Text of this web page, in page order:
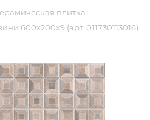
плитка —
600х200х9 (арт. 011730113016)